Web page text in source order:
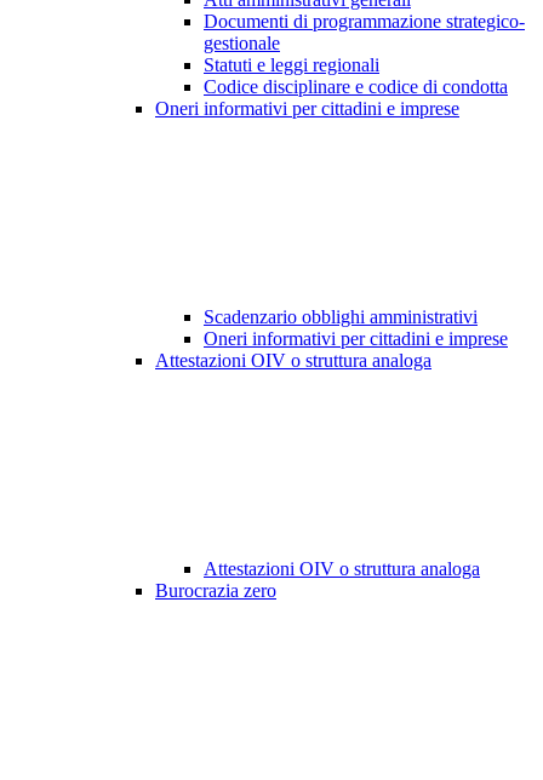
Documenti di programmazione strategico-
gestionale
Statuti e leggi regionali
Codice disciplinare e codice di condotta
Oneri informativi per cittadini e imprese
Scadenzario obblighi amministrativi
Oneri informativi per cittadini e imprese
Attestazioni OIV o struttura analoga
Attestazioni OIV o struttura analoga
Burocrazia zero